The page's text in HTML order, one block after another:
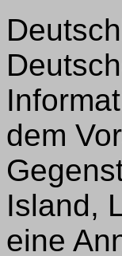
dem
Island,
eine